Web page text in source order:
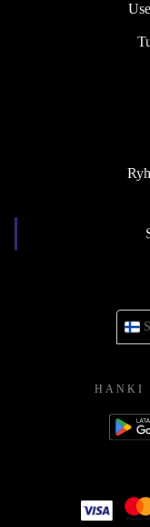
HANKI